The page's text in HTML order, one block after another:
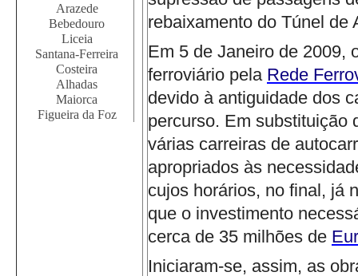
Arazede
Bebedouro
Liceia
Santana-Ferreira
Costeira
Alhadas
Maiorca
Figueira da Foz
rebaixamento do Túnel de
Em 5 de Janeiro de 2009,
ferroviário pela Rede
devido à antiguidade dos
percurso. Em substituição
várias carreiras de
apropriados às
cujos horários, no final, já
que o investimento
cerca de 35 milhões de
Iniciaram-se, assim, as